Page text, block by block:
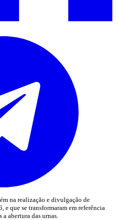
na realização e divulgação de
e que se transformaram em referência
abertura das urnas.